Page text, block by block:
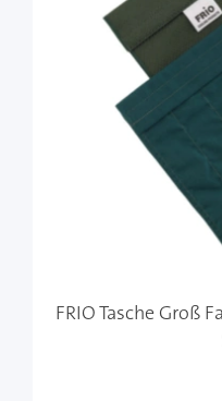
FRIO Tasche Groß